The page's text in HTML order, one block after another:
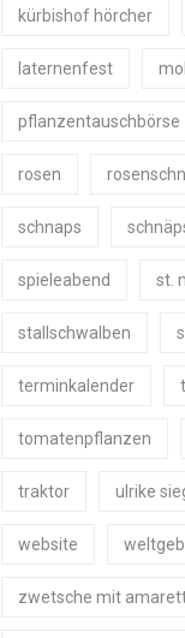
kürbishof hörcher
laternenfest
pflanzentauschbörse
rosen
schnaps
spieleabend st.
stallschwalben
terminkalender
tomatenpflanzen
traktor ulrike
website
zwetsche mit